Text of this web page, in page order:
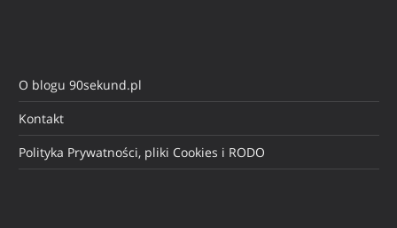
O blogu 90sekund.pl
Kontakt
Polityka Prywatności, pliki Cookies i RODO